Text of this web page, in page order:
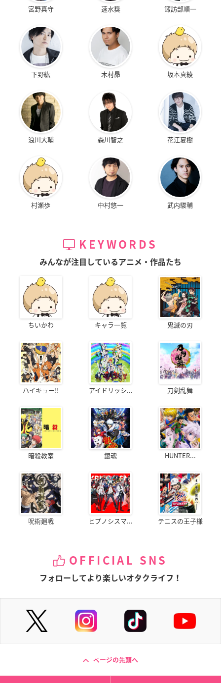
宮野真守 速水奨 諏訪部順一
下野紘 木村昴 坂本真綾
浪川大輔 森川智之 花江夏樹
村瀬歩 中村悠一 武内駿輔
KEYWORDS
みんなが注目しているアニメ・作品たち
ちいかわ キャラ一覧 鬼滅の刃
ハイキュー!! アイドリッシ... 刀剣乱舞
暗殺教室 銀魂 HUNTER...
呪術廻戦 ヒプノシスマ... テニスの王子様
OFFICIAL SNS
フォローしてより楽しいオタクライフ！
ページの先頭へ